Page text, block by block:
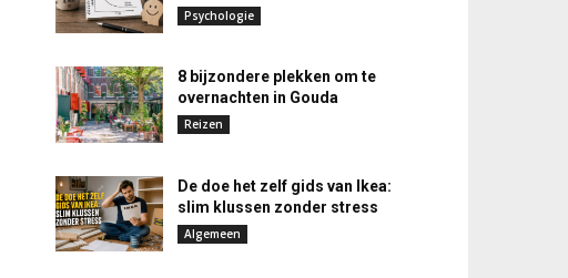
Psychologie
8 bijzondere plekken om te
overnachten in Gouda
Reizen
De doe het zelf gids van Ikea:
slim klussen zonder stress
Algemeen